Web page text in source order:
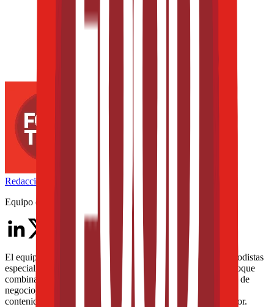
Redacción
Equipo editorial de contenidos
El equipo editorial de The Food Tech está integrado por periodistas
especializados en la industria de alimentos y bebidas. Su enfoque
combina análisis técnico, innovación tecnológica, tendencias de
negocio, nutrición, normatividad y packaging, para ofrecer
contenidos de alto valor dirigidos a los profesionales del sector.